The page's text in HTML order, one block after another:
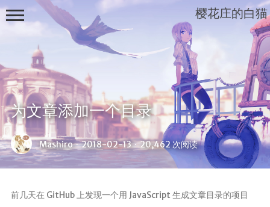
为文章添加一个目录
Mashiro · 2018-02-13 · 20,462 次阅读
前几天在 GitHub 上发现一个用 JavaScript 生成文章目录的项目
樱花庄的白猫
Mashiro
Sama...